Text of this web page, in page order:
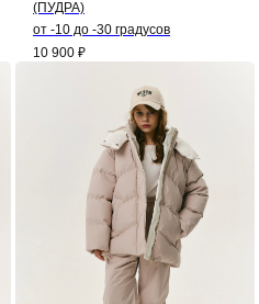
(ПУДРА)
от -10 до -30 градусов
10 900 ₽